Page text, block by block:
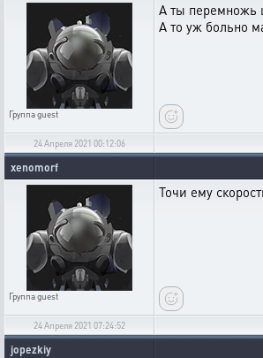
Группаguest
А ты перемножь
А то уж больно
24 Апреля 2021 00:12:06
xenomorf
Группаguest
Точи ему
24 Апреля 2021 07:24:52
jopezkiy